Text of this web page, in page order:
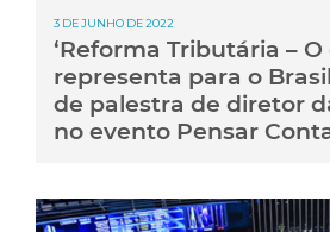
3 DE JUNHO DE 2022
‘Reforma Tributária – O
representa para o
de palestra de diretor
no evento Pensar